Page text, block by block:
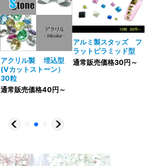
アクリル製 埋込型
(Vカットストーン）
30粒
通常販売価格40円～
アルミ製スタッズ フ
ラットピラミッド型
通常販売価格30円～